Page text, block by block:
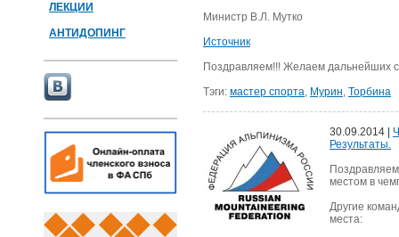
ЛЕКЦИИ
АНТИДОПИНГ
Министр В.Л. Мутко
Источник
Поздравляем!!! Желаем дальнейших
Тэги: мастер спорта, Мурин, Торбина
30.09.2014 |
Результаты.
местом в
Другие
места: